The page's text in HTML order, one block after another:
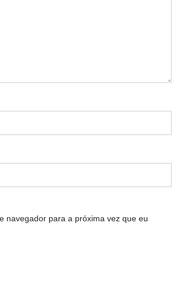
navegador para a próxima vez que eu